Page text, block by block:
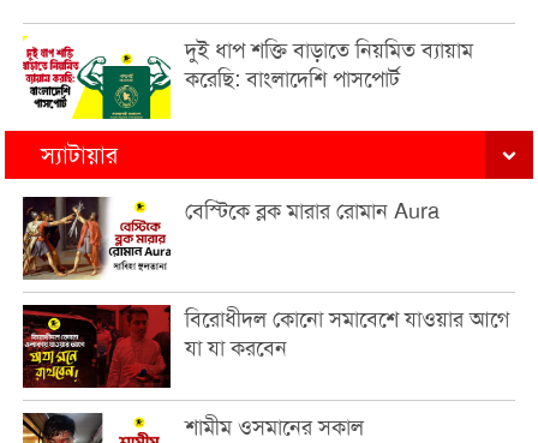
দুই ধাপ শক্তি বাড়াতে নিয়মিত ব্যায়াম
করেছি: বাংলাদেশি পাসপোর্ট
স্যাটায়ার
বেস্টিকে ব্লক মারার রোমান Aura
বিরোধীদল কোনো সমাবেশে যাওয়ার আগে
যা যা করবেন
শামীম ওসমানের সকাল